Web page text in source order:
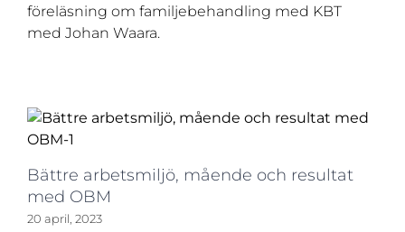
föreläsning om familjebehandling med KBT
med Johan Waara.
Bättre arbetsmiljö, mående och resultat
med OBM
20 april, 2023